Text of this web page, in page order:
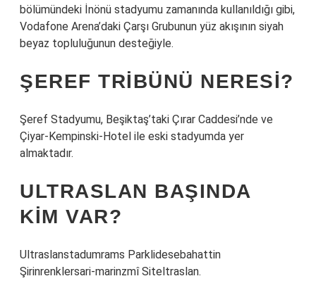
bölümündeki İnönü stadyumu zamanında kullanıldığı gibi,
Vodafone Arena’daki Çarşı Grubunun yüz akışının siyah
beyaz topluluğunun desteğiyle.
ŞEREF TRIBÜNÜ NERESI?
Şeref Stadyumu, Beşiktaş’taki Çırar Caddesi’nde ve
Çiyar-Kempinski-Hotel ile eski stadyumda yer
almaktadır.
ULTRASLAN BAŞINDA
KIM VAR?
Ultraslanstadumrams Parklidesebahattin
Şirinrenklersari-marinzmî Siteltraslan.